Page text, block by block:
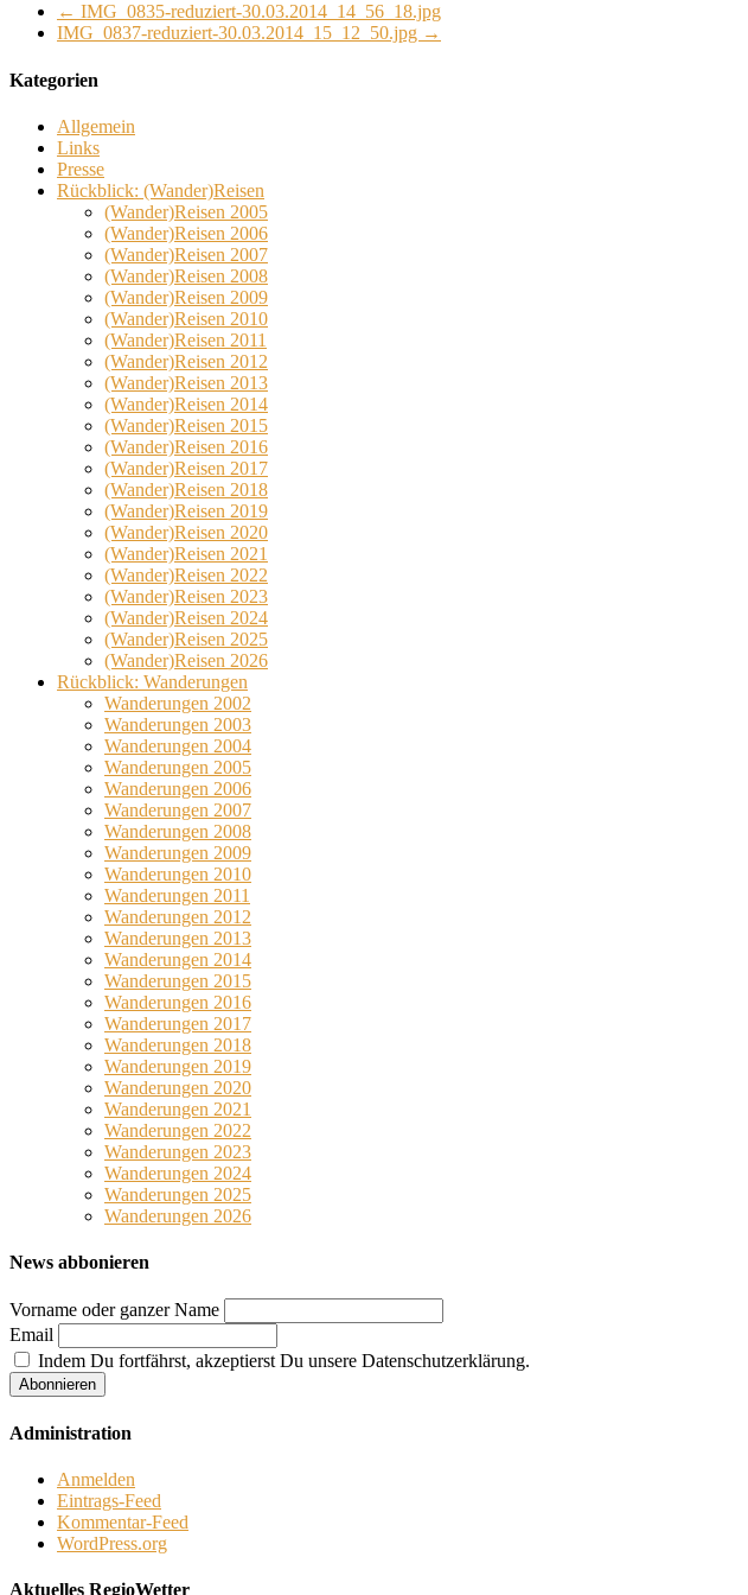
← IMG_0835-reduziert-30.03.2014_14_56_18.jpg
IMG_0837-reduziert-30.03.2014_15_12_50.jpg →
Kategorien
Allgemein
Links
Presse
Rückblick: (Wander)Reisen
(Wander)Reisen 2005
(Wander)Reisen 2006
(Wander)Reisen 2007
(Wander)Reisen 2008
(Wander)Reisen 2009
(Wander)Reisen 2010
(Wander)Reisen 2011
(Wander)Reisen 2012
(Wander)Reisen 2013
(Wander)Reisen 2014
(Wander)Reisen 2015
(Wander)Reisen 2016
(Wander)Reisen 2017
(Wander)Reisen 2018
(Wander)Reisen 2019
(Wander)Reisen 2020
(Wander)Reisen 2021
(Wander)Reisen 2022
(Wander)Reisen 2023
(Wander)Reisen 2024
(Wander)Reisen 2025
(Wander)Reisen 2026
Rückblick: Wanderungen
Wanderungen 2002
Wanderungen 2003
Wanderungen 2004
Wanderungen 2005
Wanderungen 2006
Wanderungen 2007
Wanderungen 2008
Wanderungen 2009
Wanderungen 2010
Wanderungen 2011
Wanderungen 2012
Wanderungen 2013
Wanderungen 2014
Wanderungen 2015
Wanderungen 2016
Wanderungen 2017
Wanderungen 2018
Wanderungen 2019
Wanderungen 2020
Wanderungen 2021
Wanderungen 2022
Wanderungen 2023
Wanderungen 2024
Wanderungen 2025
Wanderungen 2026
News abbonieren
Vorname oder ganzer Name
Email
Indem Du fortfährst, akzeptierst Du unsere Datenschutzerklärung.
Administration
Anmelden
Eintrags-Feed
Kommentar-Feed
WordPress.org
Aktuelles RegioWetter